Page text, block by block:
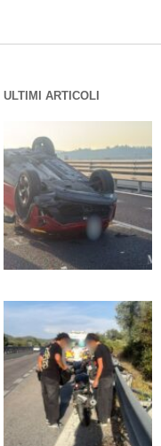
ULTIMI ARTICOLI